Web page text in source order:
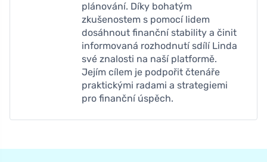
plánování. Díky bohatým
zkušenostem s pomocí lidem
dosáhnout finanční stability a činit
informovaná rozhodnutí sdílí Linda
své znalosti na naší platformě.
Jejím cílem je podpořit čtenáře
praktickými radami a strategiemi
pro finanční úspěch.